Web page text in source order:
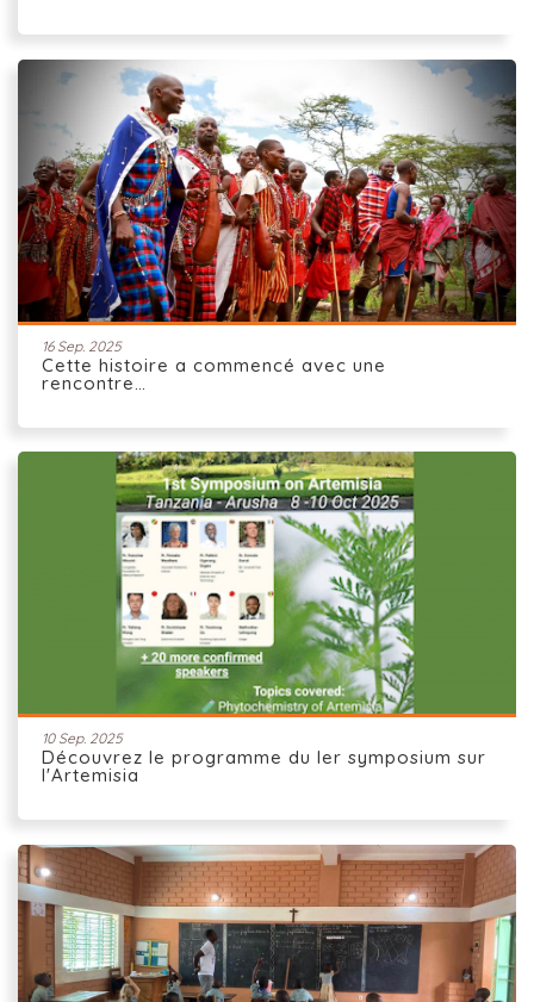
16 Sep. 2025
Cette histoire a commencé avec une
rencontre…
10 Sep. 2025
Découvrez le programme du Ier symposium sur
l'Artemisia